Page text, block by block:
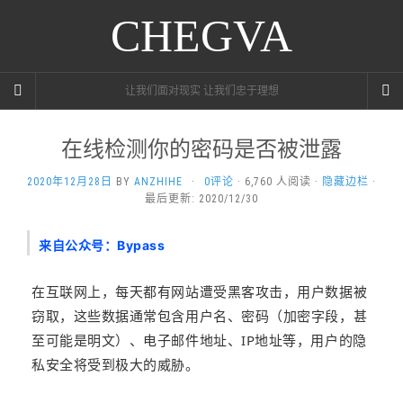
CHEGVA
让我们面对现实 让我们忠于理想
在线检测你的密码是否被泄露
2020年12月28日 BY ANZHIHE · 0评论 · 6,760 人阅读 · 隐藏边栏 ·
最后更新: 2020/12/30
来自公众号：Bypass
在互联网上，每天都有网站遭受黑客攻击，用户数据被
窃取，这些数据通常包含用户名、密码（加密字段，甚
至可能是明文）、电子邮件地址、IP地址等，用户的隐
私安全将受到极大的威胁。